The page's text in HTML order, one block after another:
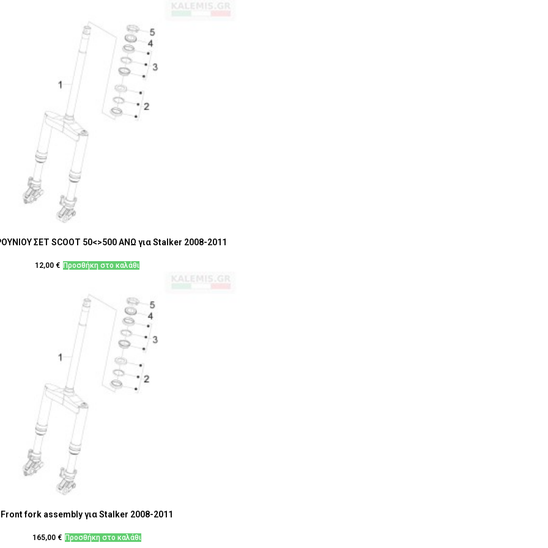
ΣΕΤ SCOOT 50<>500 ΑΝΩ για Stalker 2008-2011
12,00 € Προσθήκη στο καλάθι
Front fork assembly για Stalker 2008-2011
165,00 € Προσθήκη στο καλάθι